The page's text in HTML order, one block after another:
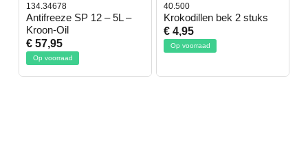
134.34678
Antifreeze SP 12 – 5L –
Kroon-Oil
€ 57,95
Op voorraad
40.500
Krokodillen bek 2 stuks
€ 4,95
Op voorraad